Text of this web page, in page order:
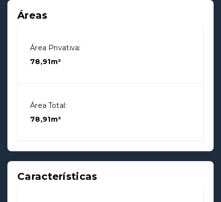
Áreas
Área Privativa:
78,91m²
Área Total:
78,91m²
Características